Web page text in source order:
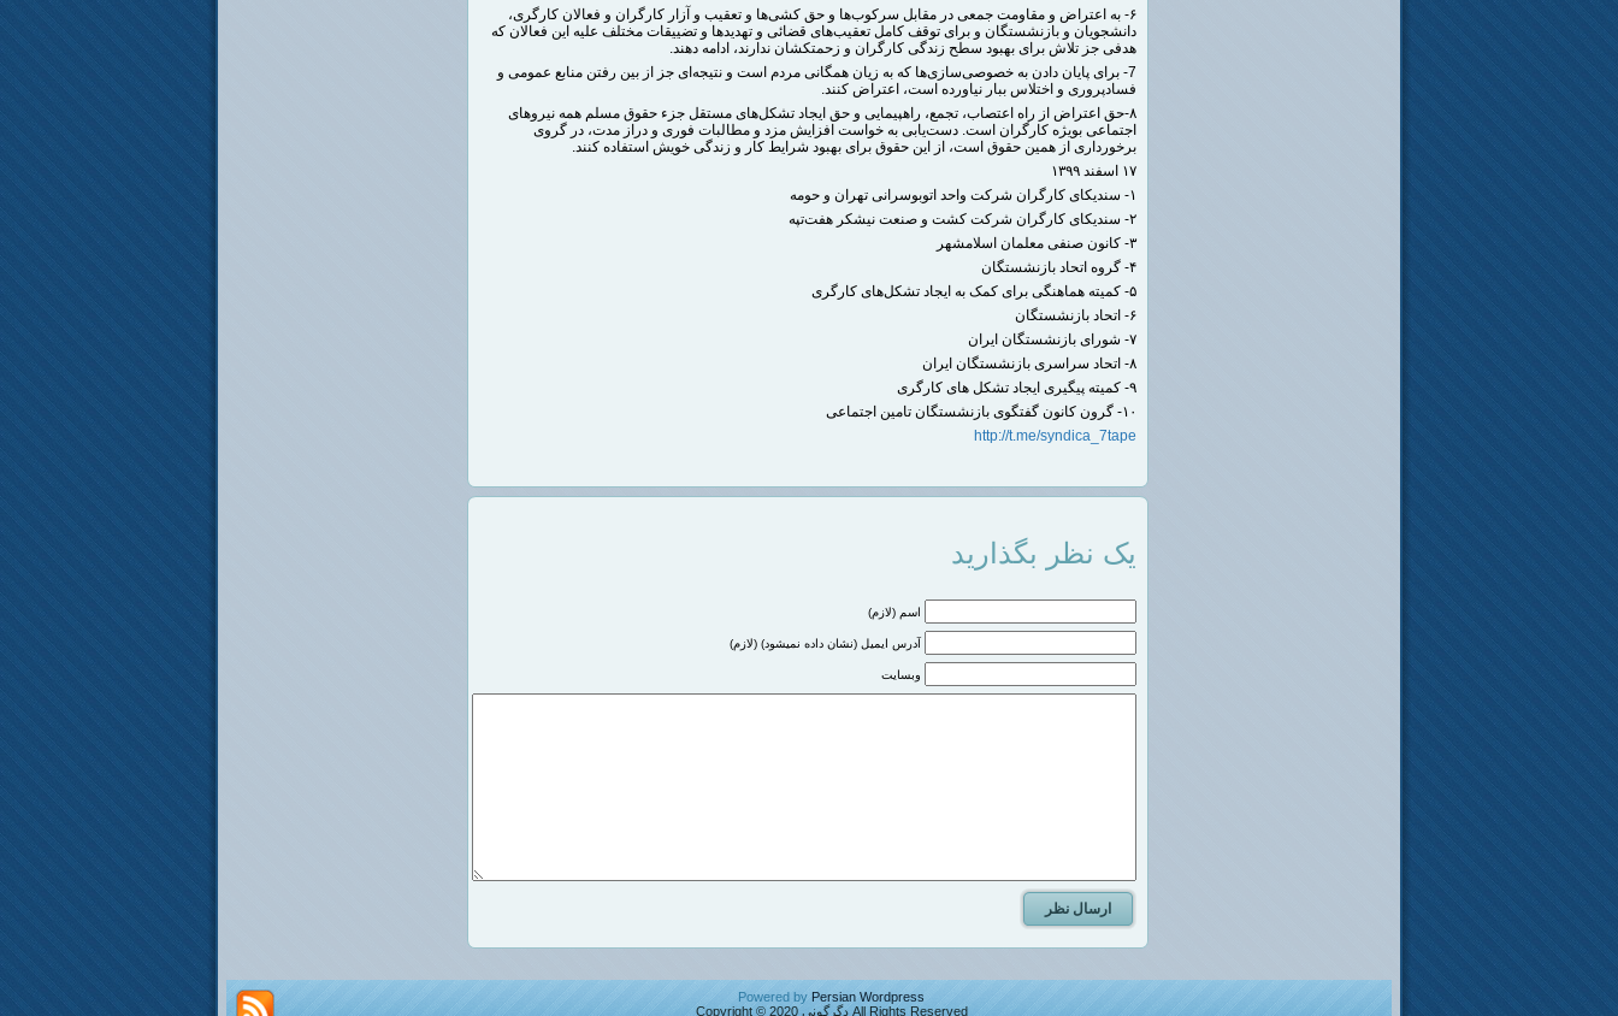
۶- به اعتراض و مقاومت جمعی در مقابل سرکوب‌ها و حق کشی‌ها و تعقیب و آزار کارگران و فعالان کارگری،
دانشجویان و بازنشستگان و برای توقف کامل تعقیب‌های قضائی و تهدیدها و تضییقات مختلف علیه این فعالان که
‌هدفی جز تلاش برای بهبود سطح زندگی کارگران و زحمتکشان ندارند، ادامه دهند.
7- برای پایان دادن به خصوصی‌سازی‌ها که به زیان همگانی مردم است و نتیجه‌ای جز از بین رفتن منابع عمومی و
فسادپروری و اختلاس ببار نیاورده است، اعتراض کنند.
۸-حق اعتراض از راه اعتصاب، تجمع، راهپیمایی و حق ایجاد تشکل‌های مستقل جزء حقوق مسلم همه نیروهای
اجتماعی بویژه کارگران است. دست‌یابی به خواست افزایش مزد و مطالبات فوری و دراز مدت، در گروی
برخورداری از همین حقوق است، از این حقوق برای بهبود شرایط کار و زندگی خویش استفاده کنند.
۱۷ اسفند ۱۳۹۹
۱- سندیکای کارگران شرکت واحد اتوبوسرانی تهران و حومه
۲- سندیکای کارگران شرکت کشت و صنعت نیشکر هفت‌تپه
۳- کانون صنفی معلمان اسلامشهر
۴- گروه اتحاد بازنشستگان
۵- کمیته هماهنگی برای کمک به ایجاد تشکل‌های کارگری
۶- اتحاد بازنشستگان
۷- شورای بازنشستگان ایران
۸- اتحاد سراسری بازنشستگان ایران
۹- کمیته پیگیری ایجاد تشکل های کارگری
۱۰- گرون کانون گفتگوی بازنشستگان تامین اجتماعی
http://t.me/syndica_7tape
یک نظر بگذارید
اسم (لازم)
آدرس ایمیل (نشان داده نمیشود) (لازم)
وبسایت
Powered by Persian Wordpress
All Rights Reserved دگرگونی Copyright © 2020